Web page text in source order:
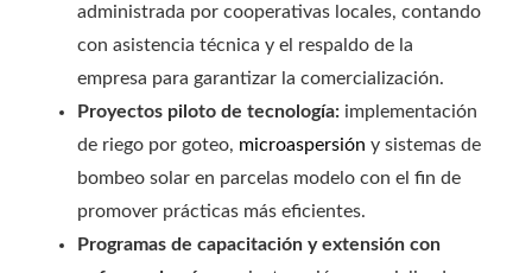
administrada por cooperativas locales, contando
con asistencia técnica y el respaldo de la
empresa para garantizar la comercialización.
Proyectos piloto de tecnología: implementación
de riego por goteo, microaspersión y sistemas de
bombeo solar en parcelas modelo con el fin de
promover prácticas más eficientes.
Programas de capacitación y extensión con